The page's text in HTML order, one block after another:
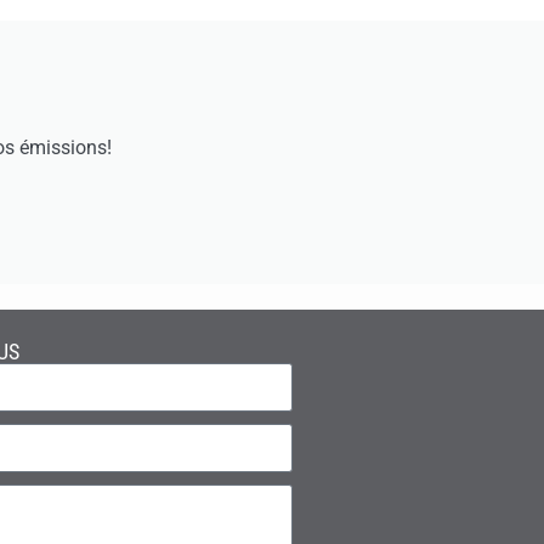
émissions!